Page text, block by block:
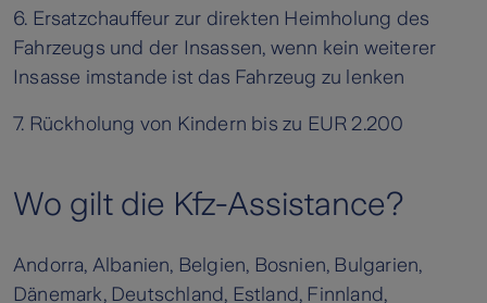
6. Ersatzchauffeur zur direkten Heimholung des
Fahrzeugs und der Insassen, wenn kein weiterer
Insasse imstande ist das Fahrzeug zu lenken
7. Rückholung von Kindern bis zu EUR 2.200
Wo gilt die Kfz-Assistance?
Andorra, Albanien, Belgien, Bosnien, Bulgarien,
Dänemark, Deutschland, Estland, Finnland,